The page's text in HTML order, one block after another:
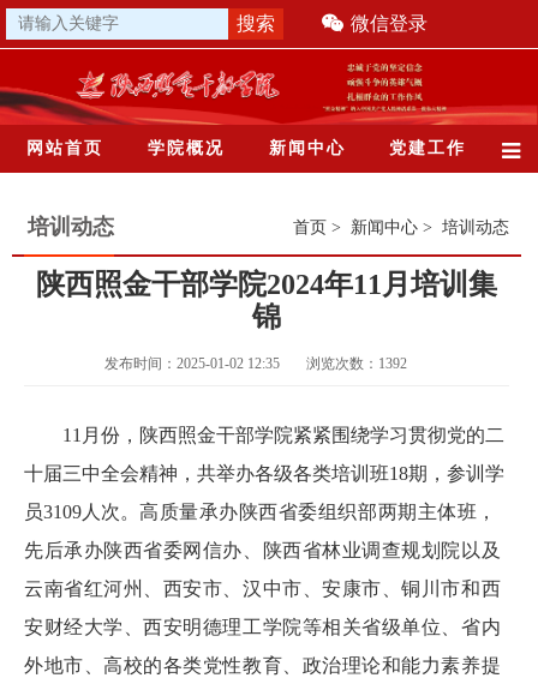
微信登录
网站首页 学院概况 新闻中心 党建工作
首页 > 新闻中心 > 培训动态
培训动态
陕西照金干部学院2024年11月培训集
锦
发布时间：2025-01-02 12:35 浏览次数： 1392
11月份，陕西照金干部学院紧紧围绕学习贯彻党的二
十届三中全会精神，共举办各级各类培训班18期，参训学
员3109人次。 高质量承办陕西省委组织部两期主体班，
先后承办陕西省委网信办、陕西省林业调查规划院以及
云南省红河州、西安市、汉中市、安康市、铜川市和西
安财经大学、西安明德理工学院等相关省级单位、省内
外地市、高校的各类党性教育、政治理论和能力素养提